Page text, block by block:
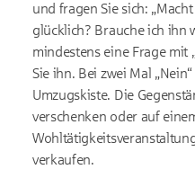
und fragen Sie sich:
glücklich? Brauche ich ihn
mindestens eine Frage mit
Sie ihn. Bei zwei Mal
Umzugskiste. Die
verschenken oder auf
verkaufen.